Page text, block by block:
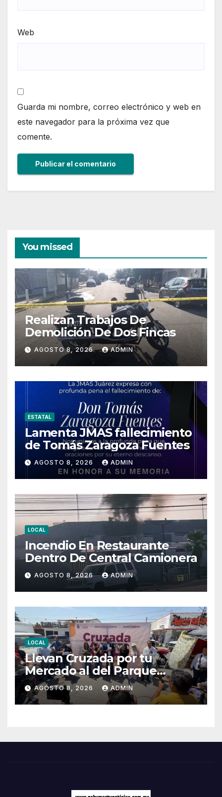
Web
Guarda mi nombre, correo electrónico y web en
este navegador para la próxima vez que
comente.
You missed
Realizan Trabajos De
Demolición De Dos Fincas
AGOSTO 8, 2026 ADMIN
ESTATAL
Lamenta JMAS fallecimiento
de Tomás Zaragoza Fuentes
AGOSTO 8, 2026 ADMIN
LOCAL
Incendio En Restaurante
Dentro De Central Camionera
AGOSTO 8, 2026 ADMIN
LOCAL
Llevan Cruzada por tu
Mercado al del Parque
Hidalgo
AGOSTO 8, 2026 ADMIN